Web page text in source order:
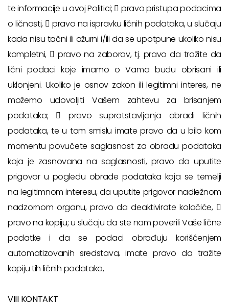
te informacije u ovoj Politici;  pravo pristupa podacima
o ličnosti,  pravo na ispravku ličnih podataka, u slučaju
kada nisu tačni ili ažurni i/ili da se upotpune ukoliko nisu
kompletni,  pravo na zaborav, tj. pravo da tražite da
lični podaci koje imamo o Vama budu obrisani ili
uklonjeni. Ukoliko je osnov zakon ili legitimni interes, ne
možemo udovoljiti Vašem zahtevu za brisanjem
podataka;  pravo suprotstavljanja obradi ličnih
podataka, te u tom smislu imate pravo da u bilo kom
momentu povučete saglasnost za obradu podataka
koja je zasnovana na saglasnosti, pravo da uputite
prigovor u pogledu obrade podataka koja se temelji
na legitimnom interesu, da uputite prigovor nadležnom
nadzornom organu, pravo da deaktivirate kolačiće, 
pravo na kopiju; u slučaju da ste nam poverili Vaše lične
podatke i da se podaci obrađuju korišćenjem
automatizovanih sredstava, imate pravo da tražite
kopiju tih ličnih podataka,
VIII KONTAKT